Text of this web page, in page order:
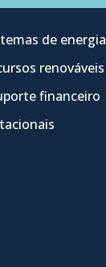
de energia
renováveis
financeiro